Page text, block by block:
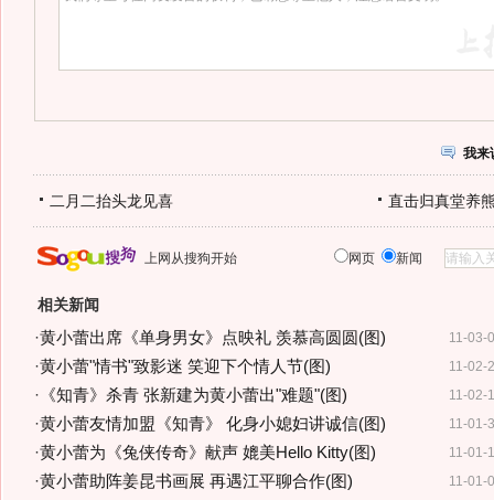
我来
二月二抬头龙见喜 直击归真堂养
上网从搜狗开始 网页 新闻
相关新闻
11-03-
·黄小蕾出席《单身男女》点映礼 羡慕高圆圆(图)
11-02-
·黄小蕾"情书"致影迷 笑迎下个情人节(图)
11-02-
· 《知青》杀青 张新建为黄小蕾出"难题"(图)
11-01-
·黄小蕾友情加盟《知青》 化身小媳妇讲诚信(图)
11-01-
·黄小蕾为《兔侠传奇》献声 媲美Hello Kitty(图)
11-01-
·黄小蕾助阵姜昆书画展 再遇江平聊合作(图)